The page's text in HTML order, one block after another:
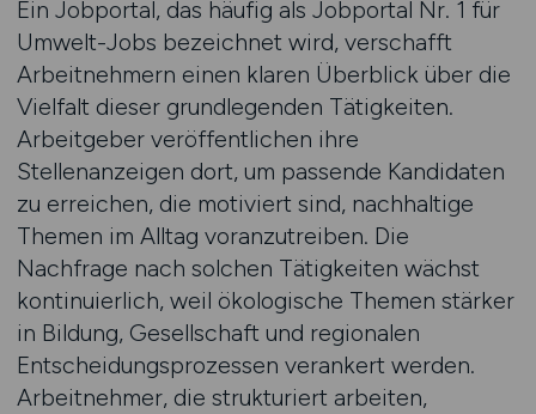
Ein Jobportal, das häufig als Jobportal Nr. 1 für
Umwelt-Jobs bezeichnet wird, verschafft
Arbeitnehmern einen klaren Überblick über die
Vielfalt dieser grundlegenden Tätigkeiten.
Arbeitgeber veröffentlichen ihre
Stellenanzeigen dort, um passende Kandidaten
zu erreichen, die motiviert sind, nachhaltige
Themen im Alltag voranzutreiben. Die
Nachfrage nach solchen Tätigkeiten wächst
kontinuierlich, weil ökologische Themen stärker
in Bildung, Gesellschaft und regionalen
Entscheidungsprozessen verankert werden.
Arbeitnehmer, die strukturiert arbeiten,